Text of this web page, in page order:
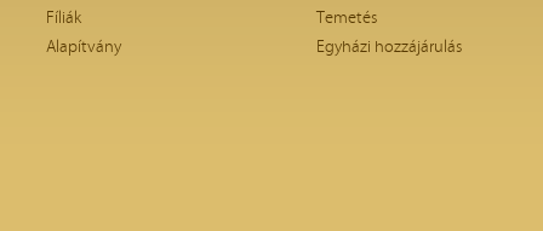
Fíliák
Alapítvány
Temetés
Egyházi hozzájárulás